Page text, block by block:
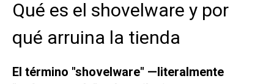
Qué es el shovelware y por
qué arruina la tienda
El término "shovelware" —literalmente